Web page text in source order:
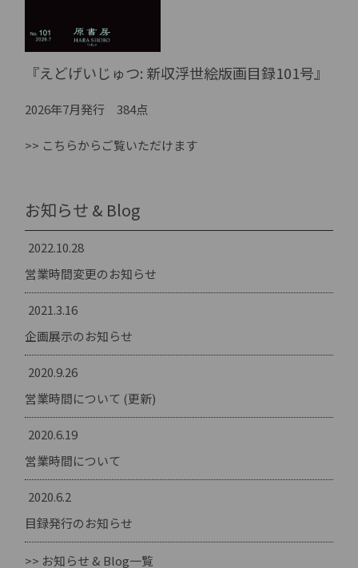
『えどげいじゅつ: 新収浮世絵版画目録101号』
2026年7月発行 384点
>> こちらからご覧いただけます
お知らせ & Blog
2022.10.28
営業時間変更のお知らせ
2021.3.16
企画展示のお知らせ
2020.9.26
営業時間について (更新)
2020.6.19
営業時間について
2020.6.2
目録発行のお知らせ
>> お知らせ & Blog一覧